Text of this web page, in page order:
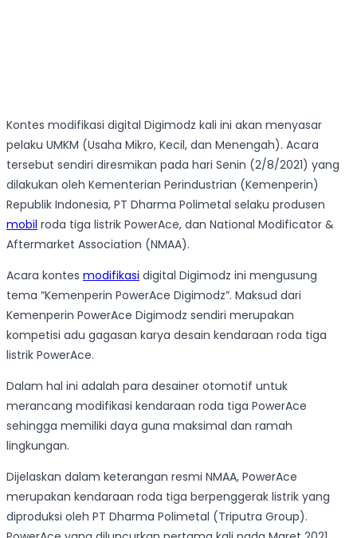
Kontes modifikasi digital Digimodz kali ini akan menyasar
pelaku UMKM (Usaha Mikro, Kecil, dan Menengah). Acara
tersebut sendiri diresmikan pada hari Senin (2/8/2021) yang
dilakukan oleh Kementerian Perindustrian (Kemenperin)
Republik Indonesia, PT Dharma Polimetal selaku produsen
mobil roda tiga listrik PowerAce, dan National Modificator &
Aftermarket Association (NMAA).
Acara kontes modifikasi digital Digimodz ini mengusung
tema “Kemenperin PowerAce Digimodz”. Maksud dari
Kemenperin PowerAce Digimodz sendiri merupakan
kompetisi adu gagasan karya desain kendaraan roda tiga
listrik PowerAce.
Dalam hal ini adalah para desainer otomotif untuk
merancang modifikasi kendaraan roda tiga PowerAce
sehingga memiliki daya guna maksimal dan ramah
lingkungan.
Dijelaskan dalam keterangan resmi NMAA, PowerAce
merupakan kendaraan roda tiga berpenggerak listrik yang
diproduksi oleh PT Dharma Polimetal (Triputra Group).